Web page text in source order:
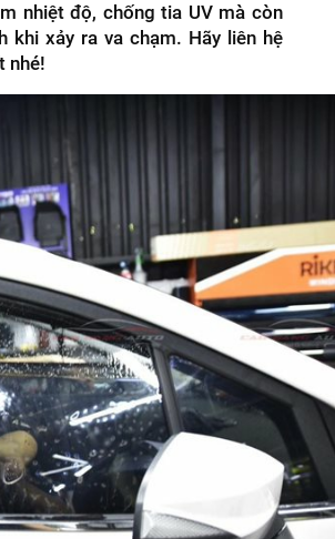
nhiệt độ, chống tia UV mà còn
khi xảy ra va chạm. Hãy liên hệ
nhé!